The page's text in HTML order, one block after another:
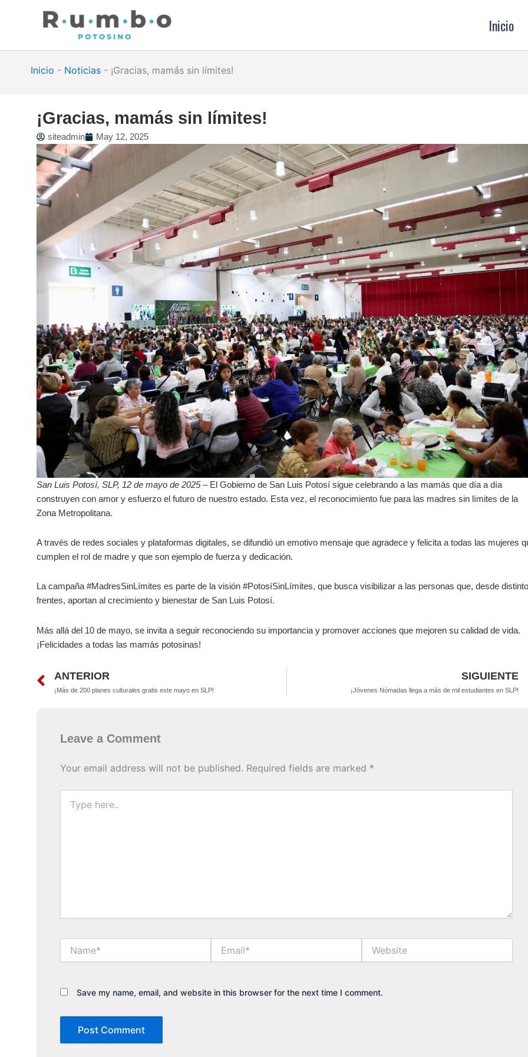
Inicio
Inicio - Noticias - ¡Gracias, mamás sin límites!
¡Gracias, mamás sin límites!
siteadmin May 12, 2025
San Luis Potosí, SLP, 12 de mayo de 2025 –El Gobierno de San Luis Potosí sigue celebrando a las mamás que día a día
construyen con amor y esfuerzo el futuro de nuestro estado. Esta vez, el reconocimiento fue para las madres sin límites de la
Zona Metropolitana.
A través de redes sociales y plataformas digitales, se difundió un emotivo mensaje que agradece y felicita a todas las mujeres
cumplen el rol de madre y que son ejemplo de fuerza y dedicación.
La campaña #MadresSinLímites es parte de la visión #PotosíSinLímites, que busca visibilizar a las personas que, desde
frentes, aportan al crecimiento y bienestar de San Luis Potosí.
Más allá del 10 de mayo, se invita a seguir reconociendo su importancia y promover acciones que mejoren su calidad de vida.
¡Felicidades a todas las mamás potosinas!
Prev
ANTERIOR
¡Más de 200 planes culturales gratis este mayo en SLP!
SIGUIENTE
¡Jóvenes Nómadas llega a más de mil estudiantes en SLP!
Leave a Comment
Your email address will not be published. Required fields are marked *
here..
Save my name, email, and website in this browser for the next time I comment.